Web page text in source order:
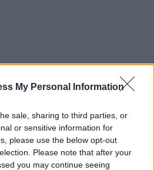
My Personal Information
sale, sharing to third parties, or
or sensitive information for
please use the below opt-out
Please note that after your
you may continue seeing